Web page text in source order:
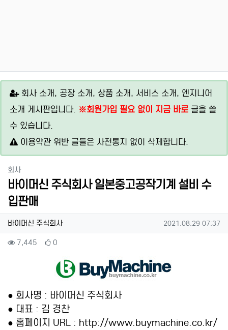
회사 소개, 공장 소개, 상품 소개, 서비스 소개, 엔지니어
소개 게시판입니다. ※회원가입 필요 없이 지금 바로 글을 쓸
수 있습니다.
이용약관 위반 글들은 사전통지 없이 삭제합니다.
회사분류
바이머신 주식회사 일본중고공작기계 설비 수
입판매
작성자 정보
바이머신 주식회사작성 작성일
2021.08.29 07:37
컨텐츠 정보
7,445 조회 0
● 회사명 : 바이머신 주식회사
● 대표 : 김 경찬
● 홈페이지 URL : http://www.buymachine.co.kr/